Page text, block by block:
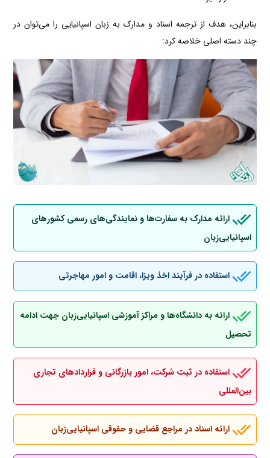
بنابراین، هدف از ترجمه اسناد و مدارک به زبان اسپانیایی را می‌توان در
چند دسته اصلی خلاصه کرد:
ارائه مدارک به سفارت‌ها و نمایندگی‌های رسمی کشورهای
اسپانیایی‌زبان
استفاده در فرآیند اخذ ویزا، اقامت و امور مهاجرتی
ارائه به دانشگاه‌ها و مراکز آموزشی اسپانیایی‌زبان جهت ادامه
تحصیل
استفاده در ثبت شرکت، امور بازرگانی و قراردادهای تجاری
بین‌المللی
ارائه اسناد در مراجع قضایی و حقوقی اسپانیایی‌زبان